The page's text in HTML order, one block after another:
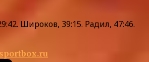
Широков, 39:15. Радил, 47:46.